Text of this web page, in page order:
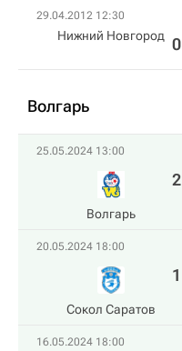
29.04.2012 12:30
Нижний Новгород 0
Волгарь
25.05.2024 13:00
Волгарь
2
20.05.2024 18:00
Сокол Саратов
1
16.05.2024 18:00